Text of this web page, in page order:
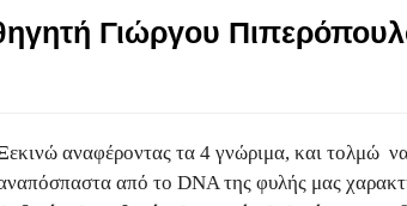
Γιώργου
αναφέροντας τα 4 γνώριμα, και τολμώ
από τo DNAτης φυλής μας